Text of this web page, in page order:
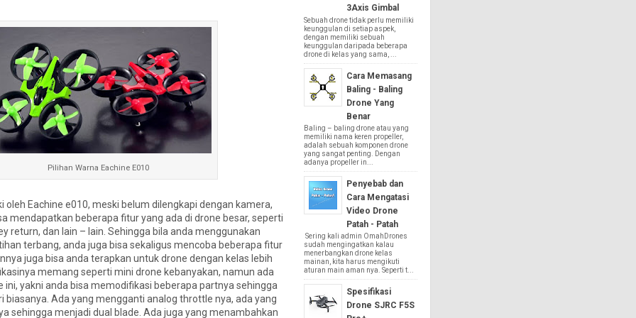
Pilihan Warna Eachine E010
oleh Eachine e010, meski belum dilengkapi dengan kamera,
mendapatkan beberapa fitur yang ada di drone besar, seperti
return, dan lain – lain. Sehingga bila anda menggunakan
terbang, anda juga bisa sekaligus mencoba beberapa fitur
juga bisa anda terapkan untuk drone dengan kelas lebih
memang seperti mini drone kebanyakan, namun ada
ini, yakni anda bisa memodifikasi beberapa partnya sehingga
biasanya. Ada yang mengganti analog throttle nya, ada yang
sehingga menjadi dual blade. Ada juga yang menambahkan
3Axis Gimbal
Sebuah drone tidak perlu memiliki
keunggulan di setiap aspek,
dengan memiliki sebuah
keunggulan daripada beberapa
drone di kelas yang sama, ...
Cara Memasang
Baling - Baling
Drone Yang
Benar
Baling – baling drone atau yang
memiliki nama keren propeller,
adalah sebuah komponen drone
yang sangat penting. Dengan
adanya propeller in...
Penyebab dan
Cara Mengatasi
Video Drone
Patah - Patah
Sering kali admin OmahDrones
sudah mengingatkan kalau
menerbangkan drone kelas
mainan, kita harus mengikuti
aturan main aman nya. Seperti t...
Spesifikasi
Drone SJRC F5S